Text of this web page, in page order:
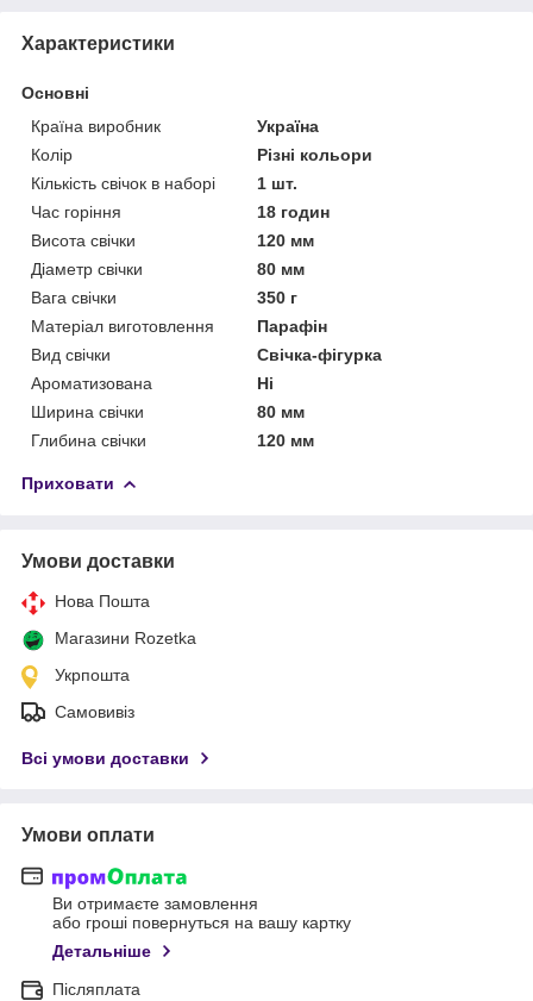
Характеристики
Основні
Країна виробник
Україна
Колір
Різні кольори
Кількість свічок в наборі
1 шт.
Час горіння
18 годин
Висота свічки
120 мм
Діаметр свічки
80 мм
Вага свічки
350 г
Матеріал виготовлення
Парафін
Вид свічки
Свічка-фігурка
Ароматизована
Ні
Ширина свічки
80 мм
Глибина свічки
120 мм
Приховати
Умови доставки
Нова Пошта
Магазини Rozetka
Укрпошта
Самовивіз
Всі умови доставки
Умови оплати
Ви отримаєте замовлення
або гроші повернуться на вашу картку
Детальніше
Післяплата